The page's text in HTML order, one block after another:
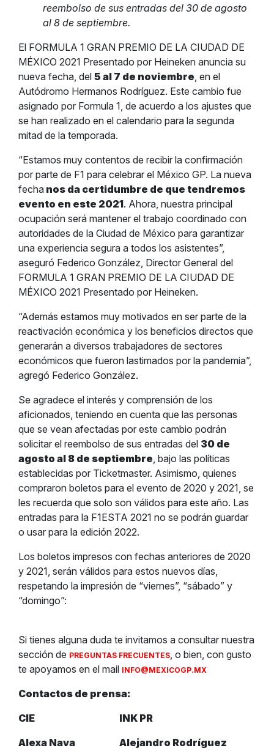
reembolso de sus entradas del 30 de agosto
al 8 de septiembre.
El FORMULA 1 GRAN PREMIO DE LA CIUDAD DE
MÉXICO 2021 Presentado por Heineken anuncia su
nueva fecha, del 5 al 7 de noviembre, en el
Autódromo Hermanos Rodríguez. Este cambio fue
asignado por Formula 1, de acuerdo a los ajustes que
se han realizado en el calendario para la segunda
mitad de la temporada.
“Estamos muy contentos de recibir la confirmación
por parte de F1 para celebrar el México GP. La nueva
fecha nos da certidumbre de que tendremos
evento en este 2021. Ahora, nuestra principal
ocupación será mantener el trabajo coordinado con
autoridades de la Ciudad de México para garantizar
una experiencia segura a todos los asistentes”,
aseguró Federico González, Director General del
FORMULA 1 GRAN PREMIO DE LA CIUDAD DE
MÉXICO 2021 Presentado por Heineken.
“Además estamos muy motivados en ser parte de la
reactivación económica y los beneficios directos que
generarán a diversos trabajadores de sectores
económicos que fueron lastimados por la pandemia”,
agregó Federico González.
Se agradece el interés y comprensión de los
aficionados, teniendo en cuenta que las personas
que se vean afectadas por este cambio podrán
solicitar el reembolso de sus entradas del 30 de
agosto al 8 de septiembre, bajo las políticas
establecidas por Ticketmaster. Asimismo, quienes
compraron boletos para el evento de 2020 y 2021, se
les recuerda que solo son válidos para este año. Las
entradas para la F1ESTA 2021 no se podrán guardar
o usar para la edición 2022.
Los boletos impresos con fechas anteriores de 2020
y 2021, serán válidos para estos nuevos días,
respetando la impresión de “viernes”, “sábado” y
“domingo”:
Si tienes alguna duda te invitamos a consultar nuestra
sección de PREGUNTAS FRECUENTES, o bien, con gusto
te apoyamos en el mail INFO@MEXICOGP.MX
Contactos de prensa:
CIE
Alexa Nava
INK PR
Alejandro Rodríguez